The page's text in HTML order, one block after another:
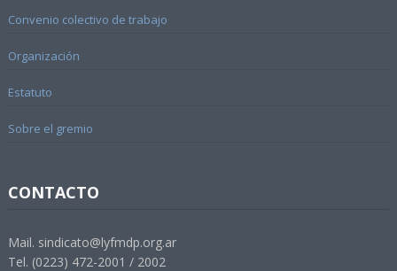
Convenio colectivo de trabajo
Organización
Estatuto
Sobre el gremio
CONTACTO
Mail. sindicato@lyfmdp.org.ar
Tel. (0223) 472-2001 / 2002